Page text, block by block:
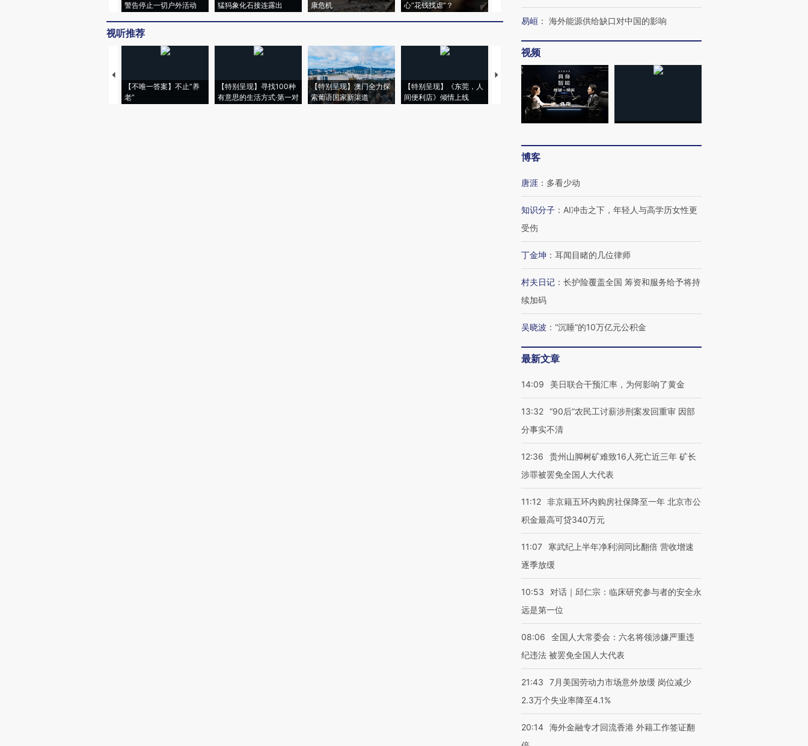
警告停止一切户外活动
猛犸象化石接连露出
康危机
心“花钱找虐”？
育部长拱下台
飞地休达
视听推荐
【不唯一答案】不止“养
老”
【特别呈现】寻找100种
有意思的生活方式·第一对
【特别呈现】澳门全力探
索葡语国家新渠道
【特别呈现】《东莞，人
间便利店》倾情上线
【推广】走进第四届链博
会，让数智科技“链”接产
【特别呈现】寻找100种
有意思的生活方式·第三对
易峘 ： 海外能源供给缺口对中国的影响
视频
博客
唐涯 ： 多看少动
知识分子 ： AI冲击之下，年轻人与高学历女性更
受伤
丁金坤 ： 耳闻目睹的几位律师
村夫日记 ： 长护险覆盖全国 筹资和服务给予将持
续加码
吴晓波 ： “沉睡”的10万亿元公积金
最新文章
14:09 美日联合干预汇率，为何影响了黄金
13:32 “90后”农民工讨薪涉刑案发回重审 因部
分事实不清
12:36
贵州山脚树矿难致16人死亡近三年 矿长
涉罪被罢免全国人大代表
11:12 非京籍五环内购房社保降至一年 北京市公
积金最高可贷340万元
11:07
寒武纪上半年净利润同比翻倍 营收增速
逐季放缓
10:53
对话｜邱仁宗：临床研究参与者的安全永
远是第一位
08:06
全国人大常委会：六名将领涉嫌严重违
纪违法 被罢免全国人大代表
21:43
7月美国劳动力市场意外放缓 岗位减少
2.3万个失业率降至4.1%
20:14 海外金融专才回流香港 外籍工作签证翻